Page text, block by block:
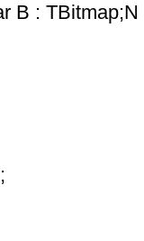
B : TBitmap;N